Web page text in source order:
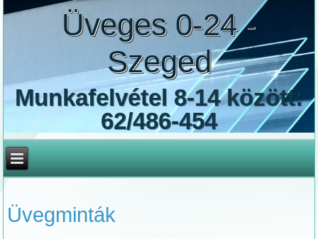
Üveges 0-24 -
Szeged
Munkafelvétel 8-14 között:
62/486-454
Üvegminták